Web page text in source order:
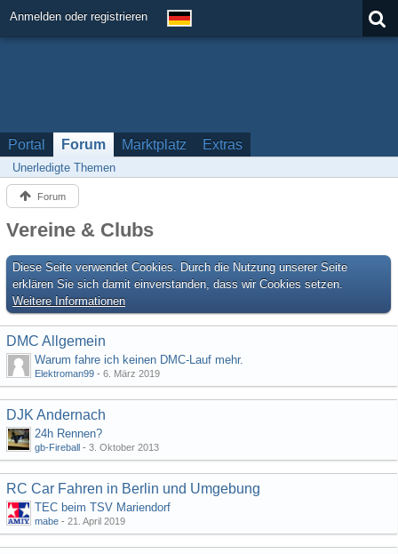
Anmelden oder registrieren
Portal Forum Marktplatz Extras
Unerledigte Themen
Forum
Vereine & Clubs
Diese Seite verwendet Cookies. Durch die Nutzung unserer Seite
erklären Sie sich damit einverstanden, dass wir Cookies setzen.
Weitere Informationen
DMC Allgemein
Warum fahre ich keinen DMC-Lauf mehr.
Elektroman99 - 6. März 2019
DJK Andernach
24h Rennen?
gb-Fireball - 3. Oktober 2013
RC Car Fahren in Berlin und Umgebung
TEC beim TSV Mariendorf
mabe - 21. April 2019